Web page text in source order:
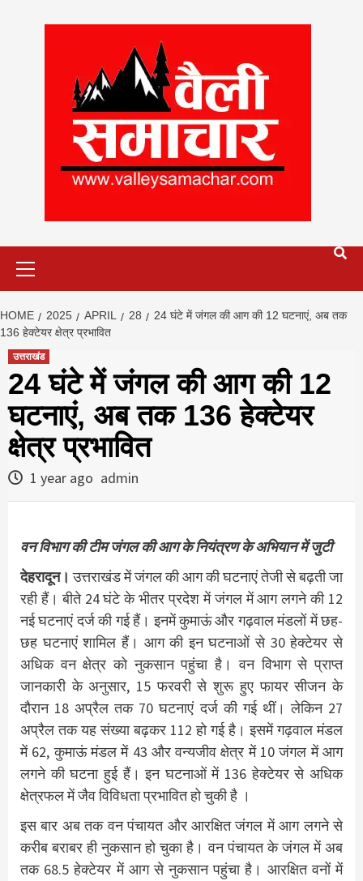
HOME 2025 APRIL 28
24 घंटे में जंगल की आग की 12 घटनाएं, अब तक
136 हेक्टेयर क्षेत्र प्रभावित
उत्तराखंड
24 घंटे में जंगल की आग की 12
घटनाएं, अब तक 136 हेक्टेयर
क्षेत्र प्रभावित
1 year ago admin
वन विभाग की टीम जंगल की आग के नियंत्रण के अभियान में जुटी
देहरादून। उत्तराखंड में जंगल की आग की घटनाएं तेजी से बढ़ती जा
रही हैं। बीते 24 घंटे के भीतर प्रदेश में जंगल में आग लगने की 12
नई घटनाएं दर्ज की गई हैं। इनमें कुमाऊं और गढ़वाल मंडलों में छह-
छह घटनाएं शामिल हैं। आग की इन घटनाओं से 30 हेक्टेयर से
अधिक वन क्षेत्र को नुकसान पहुंचा है। वन विभाग से प्राप्त
जानकारी के अनुसार, 15 फरवरी से शुरू हुए फायर सीजन के
दौरान 18 अप्रैल तक 70 घटनाएं दर्ज की गई थीं। लेकिन 27
अप्रैल तक यह संख्या बढ़कर 112 हो गई है। इसमें गढ़वाल मंडल
में 62, कुमाऊं मंडल में 43 और वन्यजीव क्षेत्र में 10 जंगल में आग
लगने की घटना हुई हैं। इन घटनाओं में 136 हेक्टेयर से अधिक
क्षेत्रफल में जैव विविधता प्रभावित हो चुकी है ।
इस बार अब तक वन पंचायत और आरक्षित जंगल में आग लगने से
करीब बराबर ही नुकसान हो चुका है। वन पंचायत के जंगल में अब
तक 68.5 हेक्टेयर में आग से नुकसान पहुंचा है। आरक्षित वनों में